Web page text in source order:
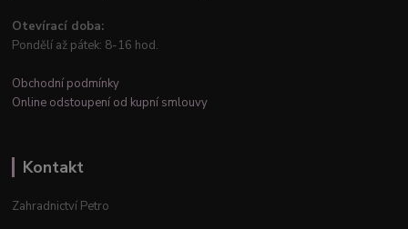
Otevírací doba:
Pondělí až pátek: 8-16 hod.
Obchodní podmínky
Online odstoupení od kupní smlouvy
Kontakt
Zahradnictví Petro